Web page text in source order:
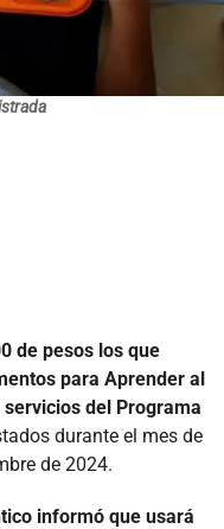
de pesos los que
para Aprender al
del Programa
durante el mes de
de 2024.
informó que usará